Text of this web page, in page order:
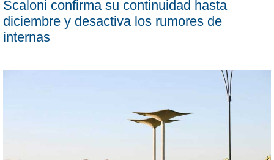
Scaloni confirma su continuidad hasta
diciembre y desactiva los rumores de
internas